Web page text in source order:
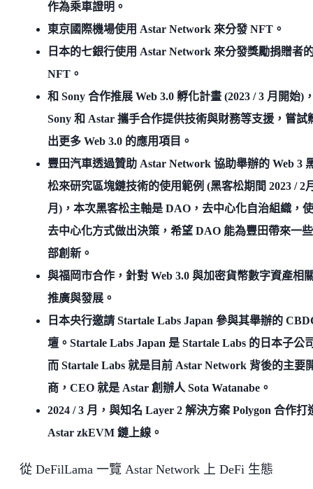
作為乘車證明。
東京國際機場使用 Astar Network 來分發 NFT。
日本的七銀行使用 Astar Network 來分發獎勵捐贈者
NFT。
和 Sony 合作推展 Web 3.0 孵化計畫 (2023 / 3 月開始)
Sony 和 Astar 攜手合作提供技術與財務等支援，嘗試
出更多 Web 3.0 的應用項目。
豐田汽車透過贊助 Astar Network 協助舉辦的 Web 3
松來研究區塊鏈技術的使用範例 (黑客松期間 2023 / 2
月)，本次黑客松主軸是 DAO，去中心化自治組織，
去中心化方式做出決策，希望 DAO 能為豐田帶來一
部創新。
與福岡市合作，針對 Web 3.0 與加密貨幣數字資產相
推廣與發展。
日本央行邀請 Startale Labs Japan 參與其舉辦的
壇。Startale Labs Japan 是 Startale Labs 的日本子公
而 Startale Labs 就是目前 Astar Network 背後的主要
商，CEO 就是 Astar 創辦人 Sota Watanabe。
2024 / 3 月，與知名 Layer 2 解決方案 Polygon 合作打
Astar zkEVM 鏈上線。
從 DeFilLama 一覽 Astar Network 上 DeFi 生態